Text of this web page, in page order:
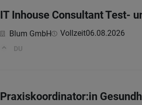
IT Inhouse Consultant Test-
Blum GmbH Vollzeit06.08.2026
DU
Praxiskoordinator:in